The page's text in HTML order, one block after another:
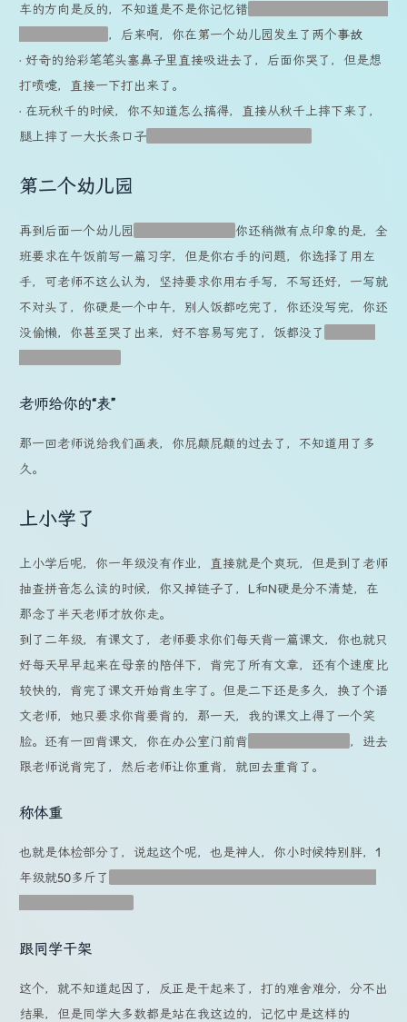
车的方向是反的，不知道是不是你记忆错
，后来啊，你在第一个幼儿园发生了两个事故
· 好奇的给彩笔笔头塞鼻子里直接吸进去了，后面你哭了，但是想
打喷嚏，直接一下打出来了。
· 在玩秋千的时候，你不知道怎么搞得，直接从秋千上摔下来了，
腿上摔了一大长条口子
第二个幼儿园
再到后面一个幼儿园
你还稍微有点印象的是，全
班要求在午饭前写一篇习字，但是你右手的问题，你选择了用左
手，可老师不这么认为，坚持要求你用右手写，不写还好，一写就
不对头了，你硬是一个中午，别人饭都吃完了，你还没写完，你还
没偷懒，你甚至哭了出来，好不容易写完了，饭都没了
老师给你的“表”
那一回老师说给我们画表，你屁颠屁颠的过去了，不知道用了多
久。
上小学了
上小学后呢，你一年级没有作业，直接就是个爽玩，但是到了老师
抽查拼音怎么读的时候，你又掉链子了，L和N硬是分不清楚，在
那念了半天老师才放你走。
到了二年级，有课文了，老师要求你们每天背一篇课文，你也就只
好每天早早起来在母亲的陪伴下，背完了所有文章，还有个速度比
较快的，背完了课文开始背生字了。但是二下还是多久，换了个语
文老师，她只要求你背要背的，那一天，我的课文上得了一个笑
脸。还有一回背课文，你在办公室门前背
，进去
跟老师说背完了，然后老师让你重背，就回去重背了。
称体重
也就是体检部分了，说起这个呢，也是神人，你小时候特别胖，1
年级就50多斤了
跟同学干架
这个，就不知道起因了，反正是干起来了，打的难舍难分，分不出
结果，但是同学大多数都是站在我这边的，记忆中是这样的